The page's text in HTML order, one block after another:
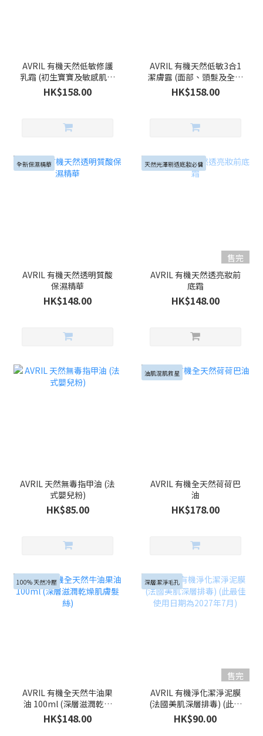
AVRIL 有機天然低敏修護
乳霜 (初生寶寶及敏感肌適
用)
HK$158.00
AVRIL 有機天然低敏3合1
潔膚露 (面部、頭髮及全身
適用 | 無香料配方)
HK$158.00
全新保濕精華
AVRIL 有機天然透明質酸
保濕精華
HK$148.00
天然光澤剔透底妝必傭
售完
AVRIL 有機天然透亮妝前
底霜
HK$148.00
AVRIL 天然無毒指甲油 (法
式嬰兒粉)
HK$85.00
油肌混肌救星
AVRIL 有機全天然荷荷巴
油
HK$178.00
100% 天然冷壓
AVRIL 有機全天然牛油果
油 100ml (深層滋潤乾燥
肌膚髮絲)
HK$148.00
深層潔淨毛孔
售完
AVRIL 有機淨化潔淨泥膜
(法國美肌深層排毒) (此最
佳使用日期為2027年7月)
HK$90.00